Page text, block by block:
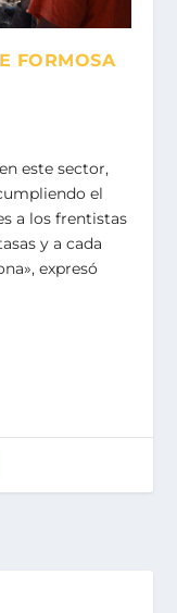
FORMOSA
este sector,
el
a los frentistas
y a cada
expresó